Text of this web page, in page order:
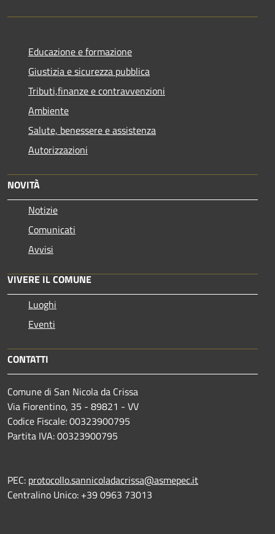
Educazione e formazione
Giustizia e sicurezza pubblica
Tributi,finanze e contravvenzioni
Ambiente
Salute, benessere e assistenza
Autorizzazioni
NOVITÀ
Notizie
Comunicati
Avvisi
VIVERE IL COMUNE
Luoghi
Eventi
CONTATTI
Comune di San Nicola da Crissa
Via Fiorentino, 35 - 89821 - VV
Codice Fiscale: 00323900795
Partita IVA: 00323900795
PEC: protocollo.sannicoladacrissa@asmepec.it
Centralino Unico: +39 0963 73013